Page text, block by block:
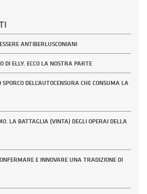
ANTIBERLUSCONIANI
DI ELLY. ECCO LA NOSTRA PARTE
DELL’AUTOCENSURA CHE CONSUMA LA
LA BATTAGLIA (VINTA) DEGLI OPERAI DELLA
E INNOVARE UNA TRADIZIONE DI